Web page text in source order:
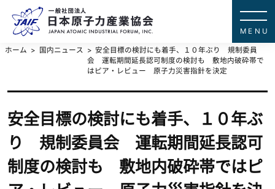
ホーム 国内ニュース
安全目標の検討にも着手、１０年ぶり 規制委員
会 運転期間延長認可制度の検討も 敷地内破砕帯で
はピア・レビュー 原子力災害指針を決定
安全目標の検討にも着手、１０年ぶ
り 規制委員会 運転期間延長認可
制度の検討も 敷地内破砕帯ではピ